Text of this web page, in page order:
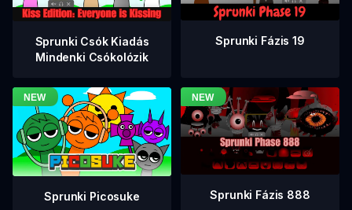
Sprunki Csók Kiadás
Mindenki Csókolózik
Sprunki Fázis 19
Sprunki Picosuke Sprunki Fázis 888